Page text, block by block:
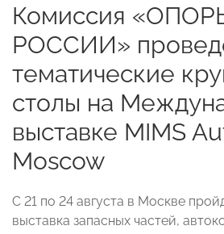
Комиссия
РОССИИ»
тематические
столы на
выставке MIMS
Moscow
С 21 по 24 августа в Москве
выставка запасных частей,